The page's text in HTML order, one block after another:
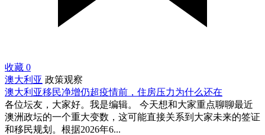
收藏 0
澳大利亚 政策观察
澳大利亚移民净增仍超疫情前，住房压力为什么还在
各位坛友，大家好。我是编辑。 今天想和大家重点聊聊最近
澳洲政坛的一个重大变数，这可能直接关系到大家未来的签证
和移民规划。根据2026年6...